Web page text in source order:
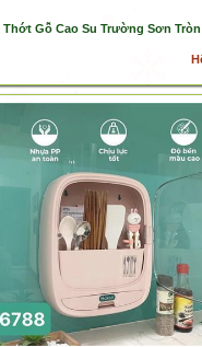
Thớt Gỗ Cao Su Trường Sơn Tròn